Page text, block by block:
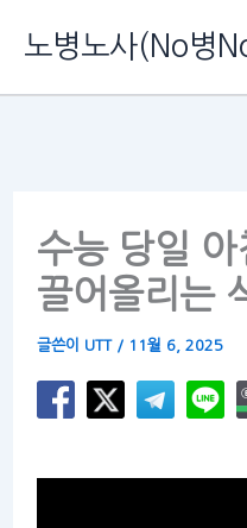
츠
노병노사(No병
수능 당일
끌어올리는
글쓴이 UTT / 11월 6, 2025